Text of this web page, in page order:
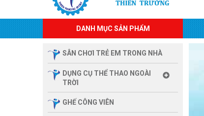
DANH MỤC SẢN PHẨM
SÂN CHƠI TRẺ EM TRONG NHÀ
DỤNG CỤ THỂ THAO NGOÀI
TRỜI
GHẾ CÔNG VIÊN